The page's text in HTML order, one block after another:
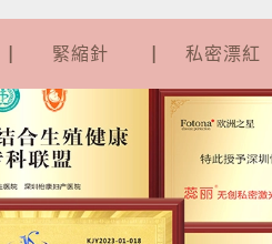
緊縮針 私密漂紅